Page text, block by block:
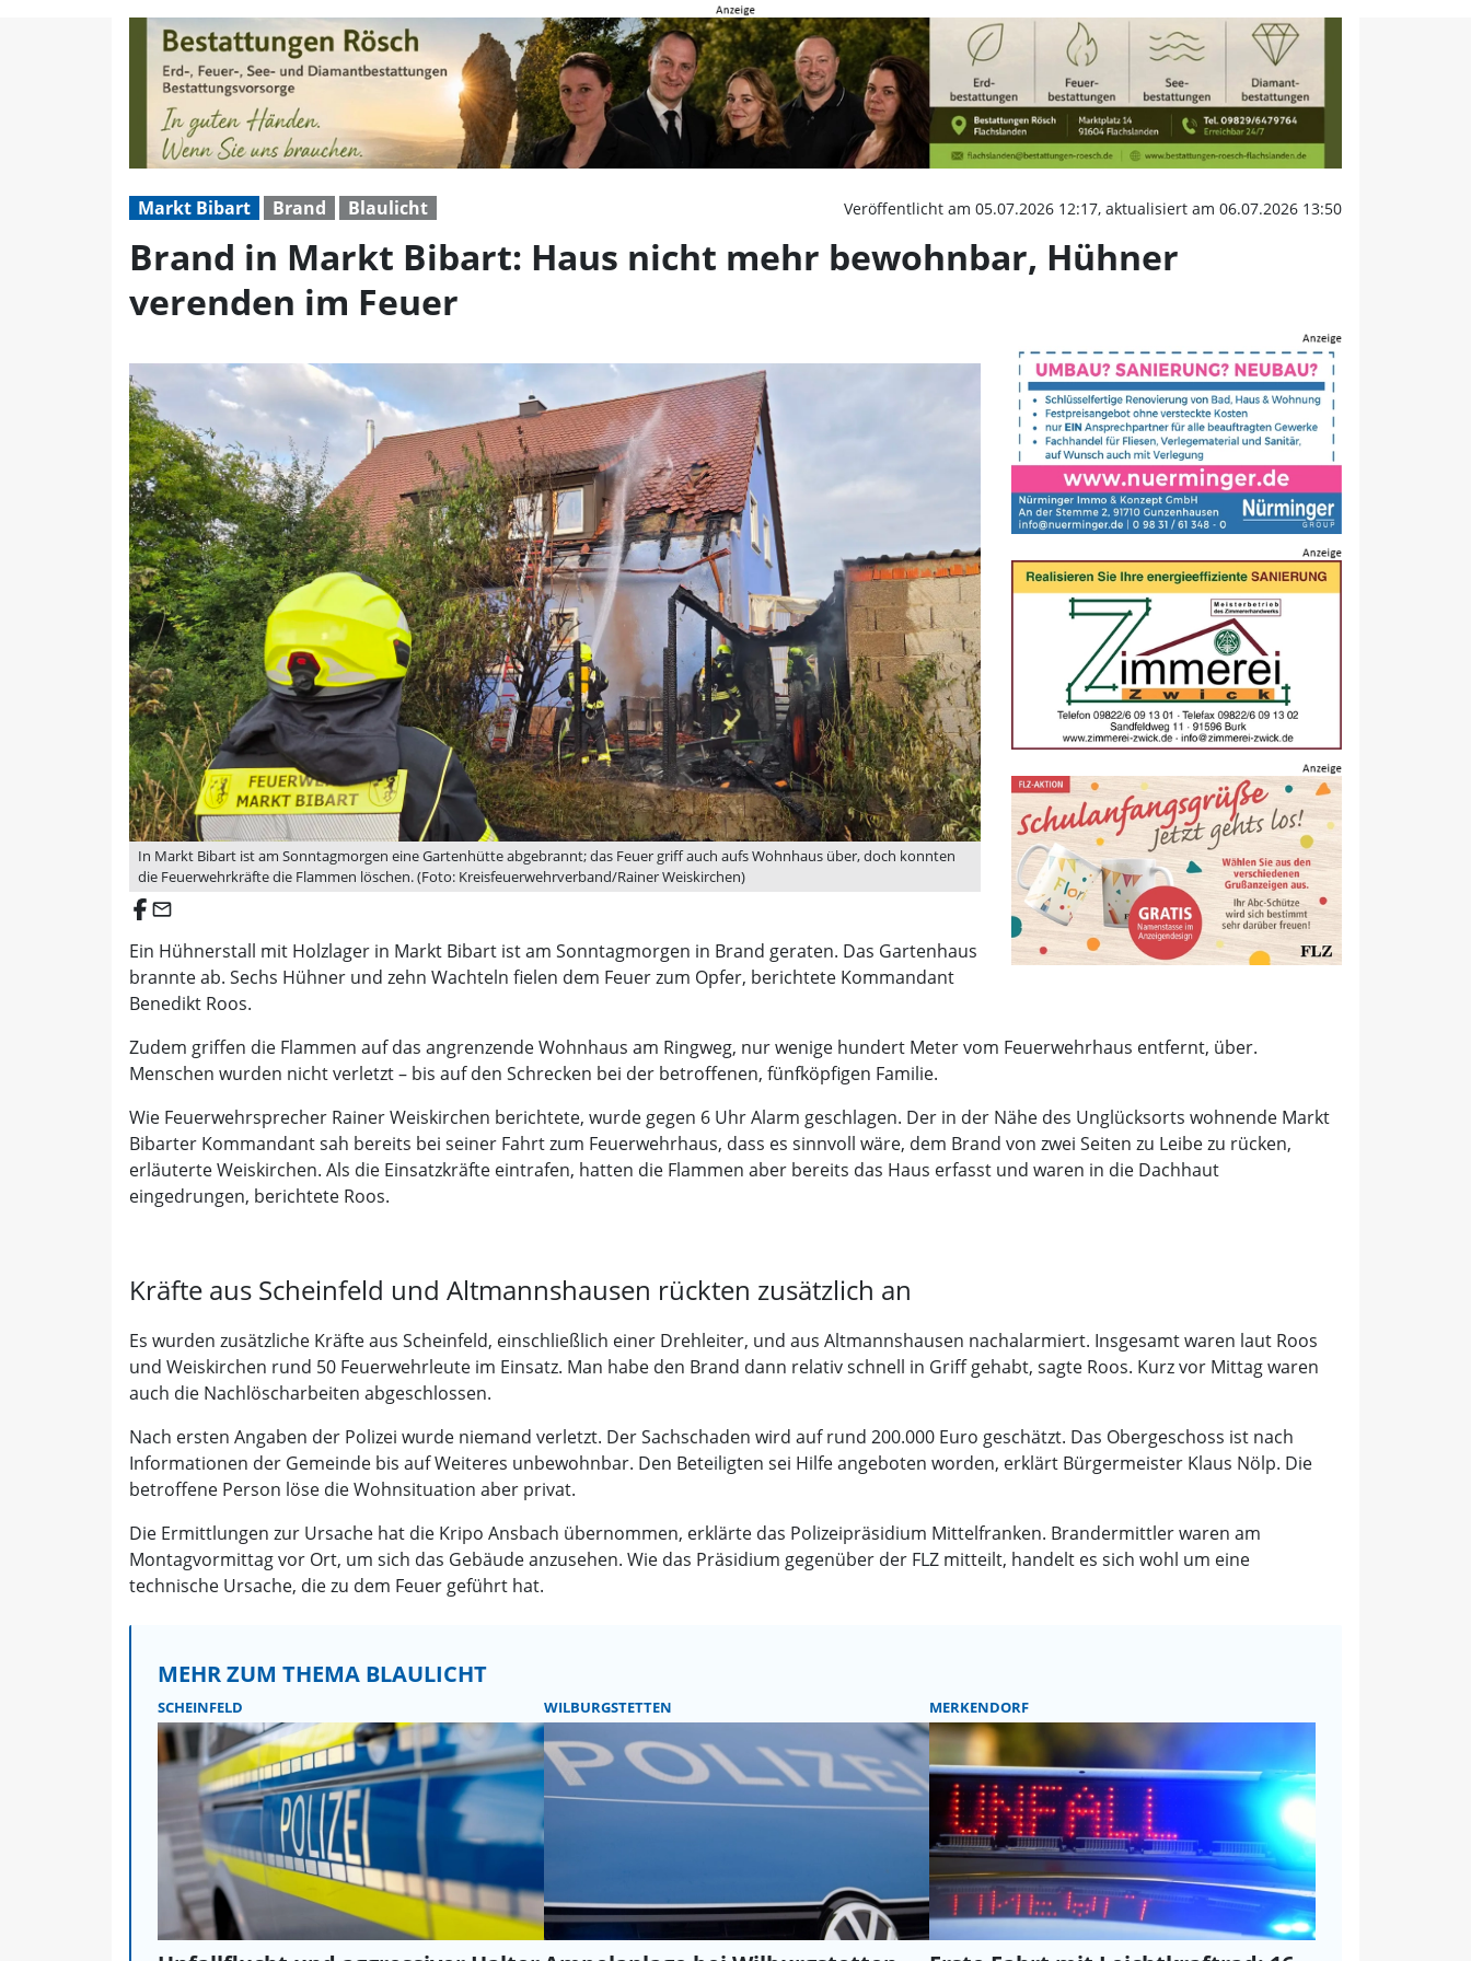
Brand in Markt Bibart: Haus nicht mehr bewohnbar, Hühner verenden
Markt Bibart Brand Blaulicht Veröffentlicht am 05.07.2026 12:17, aktualisiert am 06.07.2026 13:50
Brand in Markt Bibart: Haus nicht mehr bewohnbar, Hühner
verenden im Feuer
In Markt Bibart ist am Sonntagmorgen eine Gartenhütte abgebrannt; das Feuer griff auch aufs Wohnhaus über, doch konnten
die Feuerwehrkräfte die Flammen löschen. (Foto: Kreisfeuerwehrverband/Rainer Weiskirchen)
email
Ein Hühnerstall mit Holzlager in Markt Bibart ist am Sonntagmorgen in Brand geraten. Das Gartenhaus
brannte ab. Sechs Hühner und zehn Wachteln fielen dem Feuer zum Opfer, berichtete Kommandant
Benedikt Roos.
Zudem griffen die Flammen auf das angrenzende Wohnhaus am Ringweg, nur wenige hundert Meter vom Feuerwehrhaus entfernt, über.
Menschen wurden nicht verletzt – bis auf den Schrecken bei der betroffenen, fünfköpfigen Familie.
Wie Feuerwehrsprecher Rainer Weiskirchen berichtete, wurde gegen 6 Uhr Alarm geschlagen. Der in der Nähe des Unglücksorts wohnende Markt
Bibarter Kommandant sah bereits bei seiner Fahrt zum Feuerwehrhaus, dass es sinnvoll wäre, dem Brand von zwei Seiten zu Leibe zu rücken,
erläuterte Weiskirchen. Als die Einsatzkräfte eintrafen, hatten die Flammen aber bereits das Haus erfasst und waren in die Dachhaut
eingedrungen, berichtete Roos.
Kräfte aus Scheinfeld und Altmannshausen rückten zusätzlich an
Es wurden zusätzliche Kräfte aus Scheinfeld, einschließlich einer Drehleiter, und aus Altmannshausen nachalarmiert. Insgesamt waren laut Roos
und Weiskirchen rund 50 Feuerwehrleute im Einsatz. Man habe den Brand dann relativ schnell in Griff gehabt, sagte Roos. Kurz vor Mittag waren
auch die Nachlöscharbeiten abgeschlossen.
Nach ersten Angaben der Polizei wurde niemand verletzt. Der Sachschaden wird auf rund 200.000 Euro geschätzt. Das Obergeschoss ist nach
Informationen der Gemeinde bis auf Weiteres unbewohnbar. Den Beteiligten sei Hilfe angeboten worden, erklärt Bürgermeister Klaus Nölp. Die
betroffene Person löse die Wohnsituation aber privat.
Die Ermittlungen zur Ursache hat die Kripo Ansbach übernommen, erklärte das Polizeipräsidium Mittelfranken. Brandermittler waren am
Montagvormittag vor Ort, um sich das Gebäude anzusehen. Wie das Präsidium gegenüber der FLZ mitteilt, handelt es sich wohl um eine
technische Ursache, die zu dem Feuer geführt hat.
MEHR ZUM THEMA BLAULICHT
SCHEINFELD WILBURGSTETTEN MERKENDORF